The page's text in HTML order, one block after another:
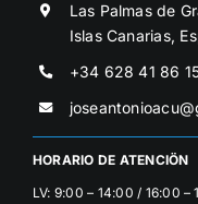
Las Palmas de
Islas Canarias,
+34 628 41 86
HORARIO DE ATENCIÖN
LV: 9:00 – 14:00 / 16:00 –